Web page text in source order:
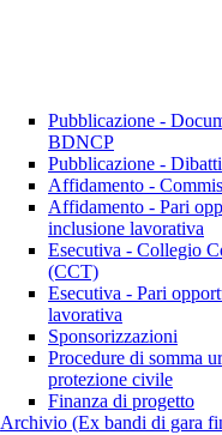
Pubblicazione -
BDNCP
Pubblicazione -
Affidamento -
Affidamento - Pari
inclusione lavorativa
Esecutiva - Collegio
(CCT)
Esecutiva - Pari
lavorativa
Sponsorizzazioni
Procedure di somma
protezione civile
Finanza di progetto
Archivio (Ex bandi di gara